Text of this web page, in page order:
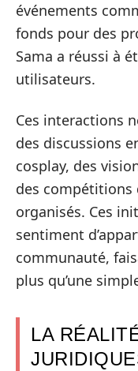
événements
fonds pour des
Sama a réussi à
utilisateurs.
Ces interactions
des discussions
cosplay, des
des
organisés. Ces
sentiment
communauté,
plus qu’une
LA